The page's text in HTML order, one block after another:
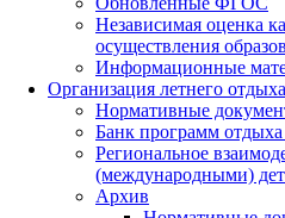
Независимая оценка
осуществления
Информационные
Организация летнего отдыха
Нормативные
Банк программ отдыха
Региональное
(международными)
Архив